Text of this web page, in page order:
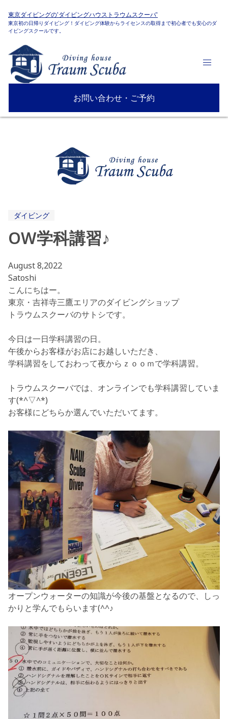
東京ダイビングの'ダイビングハウストラウムスクーバ'
東京初の日帰りダイビング！ダイビング体験からライセンスの取得まで初心者でも安心のダ
イビングスクールです。
お問い合わせ・ご予約
ダイビング
OW学科講習♪
August 8,2022
Satoshi
こんにちはー。
東京・吉祥寺三鷹エリアのダイビングショップ
トラウムスクーバのサトシです。
今日は一日学科講習の日。
午後からお客様がお店にお越しいただき、
学科講習をしておわって夜からｚｏｏｍで学科講習。
トラウムスクーバでは、オンラインでも学科講習していま
す(*^▽^*)
お客様にどちらか選んでいただいてます。
オープンウォーターの知識が今後の基盤となるので、しっ
かりと学んでもらいます(^^♪